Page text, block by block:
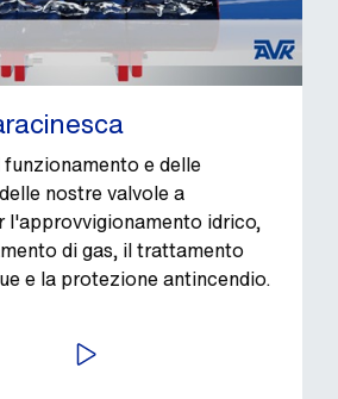
e delle
nostre valvole a
l'approvvigionamento idrico,
di gas, il trattamento
e la protezione antincendio.
AVVIA